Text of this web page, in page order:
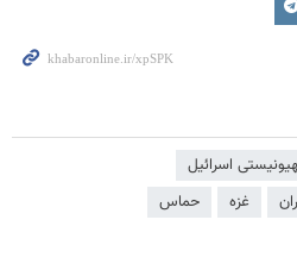
اسرائیل
غزه حماس